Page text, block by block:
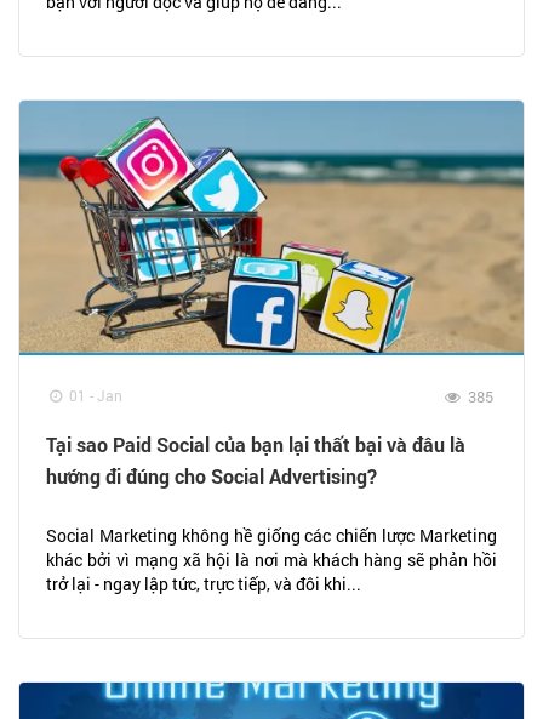
01 - Jan 385
Tại sao Paid Social của bạn lại thất bại và đâu là
hướng đi đúng cho Social Advertising?
Social Marketing không hề giống các chiến lược Marketing
khác bởi vì mạng xã hội là nơi mà khách hàng sẽ phản hồi
trở lại - ngay lập tức, trực tiếp, và đôi khi...